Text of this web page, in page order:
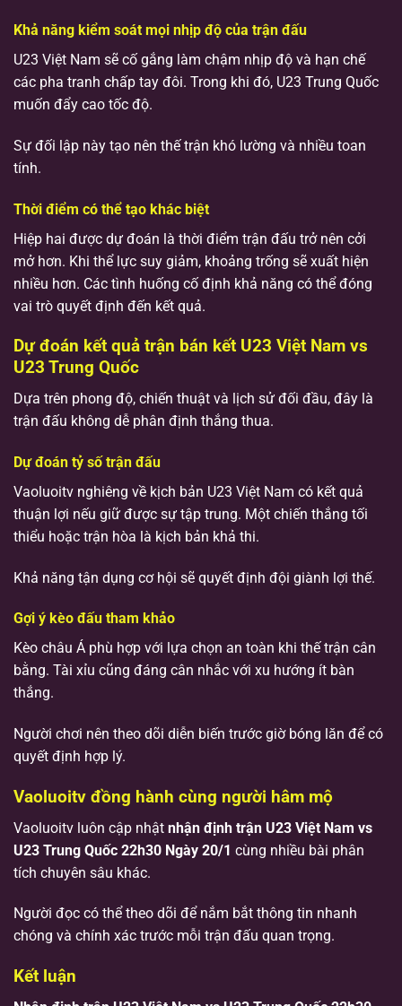
Khả năng kiểm soát mọi nhịp độ của trận đấu
U23 Việt Nam sẽ cố gắng làm chậm nhịp độ và hạn chế
các pha tranh chấp tay đôi. Trong khi đó, U23 Trung Quốc
muốn đẩy cao tốc độ.
Sự đối lập này tạo nên thế trận khó lường và nhiều toan
tính.
Thời điểm có thể tạo khác biệt
Hiệp hai được dự đoán là thời điểm trận đấu trở nên cởi
mở hơn. Khi thể lực suy giảm, khoảng trống sẽ xuất hiện
nhiều hơn. Các tình huống cố định khả năng có thể đóng
vai trò quyết định đến kết quả.
Dự đoán kết quả trận bán kết U23 Việt Nam vs
U23 Trung Quốc
Dựa trên phong độ, chiến thuật và lịch sử đối đầu, đây là
trận đấu không dễ phân định thắng thua.
Dự đoán tỷ số trận đấu
Vaoluoitv nghiêng về kịch bản U23 Việt Nam có kết quả
thuận lợi nếu giữ được sự tập trung. Một chiến thắng tối
thiểu hoặc trận hòa là kịch bản khả thi.
Khả năng tận dụng cơ hội sẽ quyết định đội giành lợi thế.
Gợi ý kèo đấu tham khảo
Kèo châu Á phù hợp với lựa chọn an toàn khi thế trận cân
bằng. Tài xỉu cũng đáng cân nhắc với xu hướng ít bàn
thắng.
Người chơi nên theo dõi diễn biến trước giờ bóng lăn để có
quyết định hợp lý.
Vaoluoitv đồng hành cùng người hâm mộ
Vaoluoitv luôn cập nhật nhận định trận U23 Việt Nam vs
U23 Trung Quốc 22h30 Ngày 20/1 cùng nhiều bài phân
tích chuyên sâu khác.
Người đọc có thể theo dõi để nắm bắt thông tin nhanh
chóng và chính xác trước mỗi trận đấu quan trọng.
Kết luận